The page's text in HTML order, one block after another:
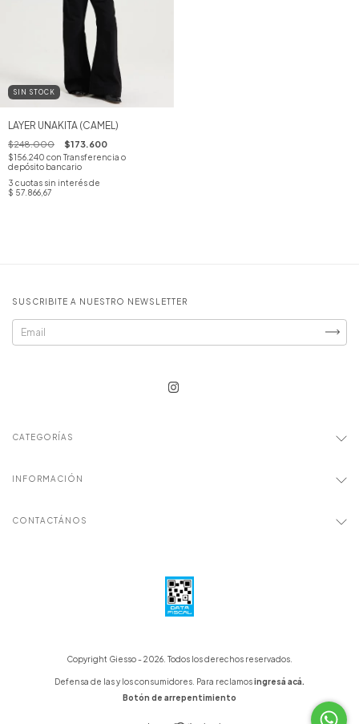
SIN STOCK
LAYER UNAKITA (CAMEL)
$248.000 $173.600
$156.240 con Transferencia o
depósito bancario
3 cuotas sin interés de
$ 57.866,67
SUSCRIBITE A NUESTRO NEWSLETTER
CATEGORÍAS
INFORMACIÓN
CONTACTÁNOS
Copyright Giesso - 2026. Todos los derechos reservados.
Defensa de las y los consumidores. Para reclamosingresá acá.
Botón de arrepentimiento